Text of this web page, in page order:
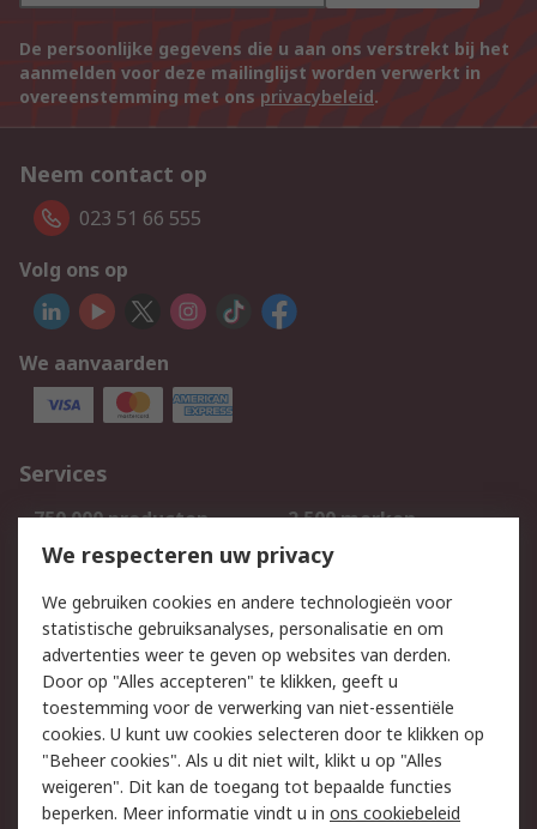
De persoonlijke gegevens die u aan ons verstrekt bij het
aanmelden voor deze mailinglijst worden verwerkt in
overeenstemming met ons privacybeleid.
Neem contact op
023 51 66 555
Volg ons op
We aanvaarden
Services
750.000 producten
2.500 merken
Bestellen
Inkoopoplossingen
Track & Trace
Wettelijk
Cookiebeleid
Email veiligheid
Privacybeleid
Websitevoorwaarden
Algemene
verkoopvoorwaarden
We respecteren uw privacy
We gebruiken cookies en andere technologieën voor
statistische gebruiksanalyses, personalisatie en om
advertenties weer te geven op websites van derden.
Door op "Alles accepteren" te klikken, geeft u
toestemming voor de verwerking van niet-essentiële
cookies. U kunt uw cookies selecteren door te klikken op
"Beheer cookies". Als u dit niet wilt, klikt u op "Alles
weigeren". Dit kan de toegang tot bepaalde functies
beperken. Meer informatie vindt u in ons cookiebeleid